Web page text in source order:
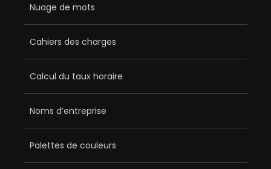
Nuage de mots
Cahiers des charges
Calcul du taux horaire
Noms d’entreprise
Palettes de couleurs